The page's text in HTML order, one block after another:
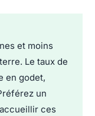
et moins
Le taux de
en godet,
un
ces